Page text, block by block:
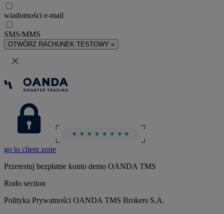
wiadomości e-mail
SMS/MMS
OTWÓRZ RACHUNEK TESTOWY »
go to client zone
Przetestuj bezpłatne konto demo OANDA TMS
Rodo section
Polityka Prywatności OANDA TMS Brokers S.A.